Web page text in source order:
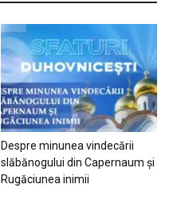
Despre minunea vindecării
slăbănogului din Capernaum și
Rugăciunea inimii